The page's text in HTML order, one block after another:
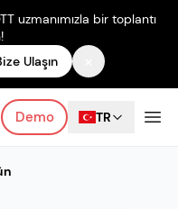
uzmanımızla bir toplantı
Ulaşın
Demo TR